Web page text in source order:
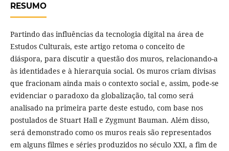
RESUMO
Partindo das influências da tecnologia digital na área de
Estudos Culturais, este artigo retoma o conceito de
diáspora, para discutir a questão dos muros, relacionando-a
às identidades e à hierarquia social. Os muros criam divisas
que fracionam ainda mais o contexto social e, assim, pode-se
evidenciar o paradoxo da globalização, tal como será
analisado na primeira parte deste estudo, com base nos
postulados de Stuart Hall e Zygmunt Bauman. Além disso,
será demonstrado como os muros reais são representados
em alguns filmes e séries produzidos no século XXI, a fim de